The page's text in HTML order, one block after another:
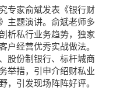
专家俞斌发表《银行财
主题演讲。俞斌老师多
析私行业务趋势，独家
户经营优秀实战做法。
股份制银行、标杆城商
举措，引申介绍财私业
，引发现场阵阵好评。